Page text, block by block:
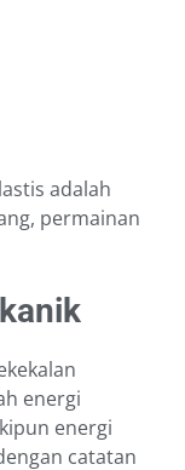
adalah
permainan
energi
energi
catatan